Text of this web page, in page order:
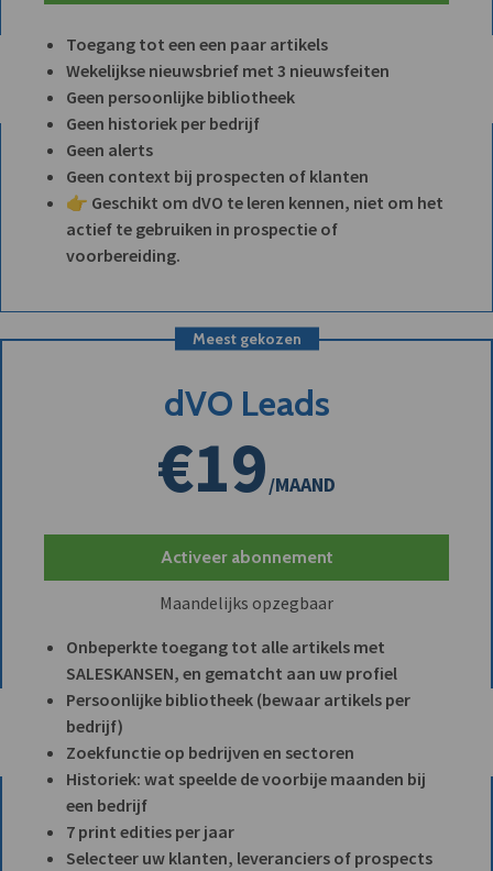
Toegang tot een een paar artikels
Wekelijkse nieuwsbrief met 3 nieuwsfeiten
Geen persoonlijke bibliotheek
Geen historiek per bedrijf
Geen alerts
Geen context bij prospecten of klanten
👉 Geschikt om dVO te leren kennen, niet om het
actief te gebruiken in prospectie of
voorbereiding.
Meest gekozen
dVO Leads
€19/MAAND
Activeer abonnement
Maandelijks opzegbaar
Onbeperkte toegang tot alle artikels met
SALESKANSEN, en gematcht aan uw profiel
Persoonlijke bibliotheek (bewaar artikels per
bedrijf)
Zoekfunctie op bedrijven en sectoren
Historiek: wat speelde de voorbije maanden bij
een bedrijf
7 print edities per jaar
Selecteer uw klanten, leveranciers of prospects